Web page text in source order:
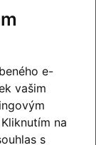
–
u Brna
e-
vašim
na
s